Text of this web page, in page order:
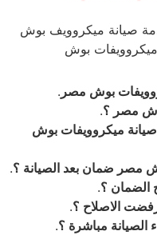
صيانة ميكروويف بوش
بوش
بوش مصر .
مصر ؟.
ميكروويفات بوش
مصر ضمان بعد الصيانة ؟.
الضمان ؟.
الاصلاح ؟.
الصيانة مباشرة ؟.